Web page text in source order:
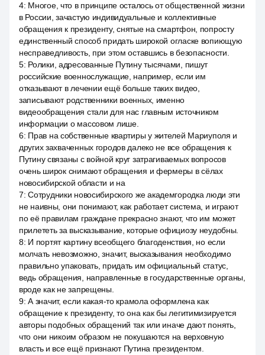
4: Многое, что в принципе осталось от общественной жизни
в России, зачастую индивидуальные и коллективные
обращения к президенту, снятые на смартфон, попросту
единственный способ придать широкой огласке вопиющую
несправедливость, при этом оставшись в безопасности.
5: Ролики, адресованные Путину тысячами, пишут
российские военнослужащие, например, если им
отказывают в лечении ещё больше таких видео,
записывают родственники военных, именно
видеообращения стали для нас главным источником
информации о массовом лише.
6: Прав на собственные квартиры у жителей Мариуполя и
других захваченных городов далеко не все обращения к
Путину связаны с войной круг затрагиваемых вопросов
очень широк снимают обращения и фермеры в сёлах
новосибирской области и на
7:Сотрудники новосибирского же академгородка люди эти
не наивны, они понимают, как работает система, и играют
по её правилам граждане прекрасно знают, что им может
прилететь за высказывание, которые официозу неудобны.
8: И портят картину всеобщего благоденствия, но если
молчать невозможно, значит, высказывания необходимо
правильно упаковать, придать им официальный статус,
ведь обращения, направленные в государственные органы,
вроде как не запрещены.
9:А значит, если какая-то крамола оформлена как
обращение к президенту, то она как бы легитимизируется
авторы подобных обращений так или иначе дают понять,
что они никоим образом не покушаются на верховную
власть и все ещё признают Путина президентом.